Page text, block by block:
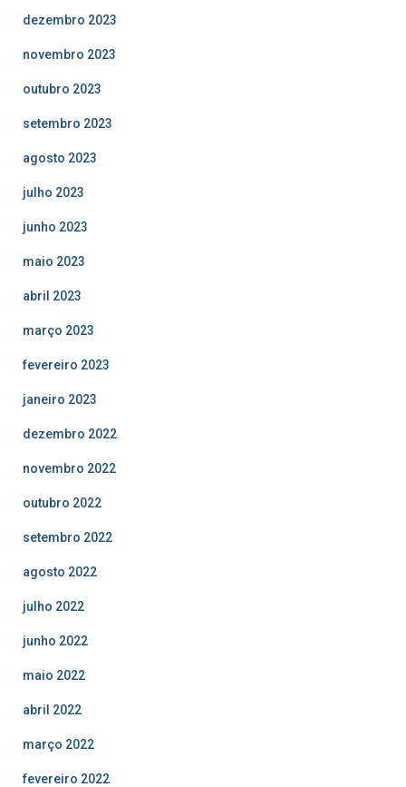
dezembro 2023
novembro 2023
outubro 2023
setembro 2023
agosto 2023
julho 2023
junho 2023
maio 2023
abril 2023
março 2023
fevereiro 2023
janeiro 2023
dezembro 2022
novembro 2022
outubro 2022
setembro 2022
agosto 2022
julho 2022
junho 2022
maio 2022
abril 2022
março 2022
fevereiro 2022